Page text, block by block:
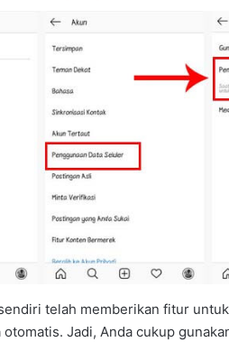
telah memberikan fitur
Jadi, Anda cukup